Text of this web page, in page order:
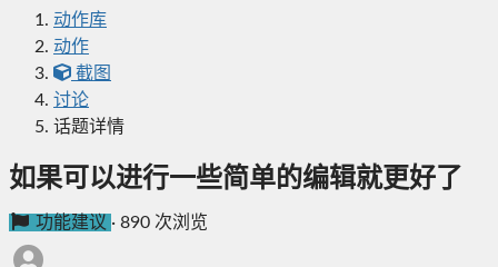
动作库
动作
截图
讨论
话题详情
如果可以进行一些简单的编辑就更好了
功能建议 · 890 次浏览